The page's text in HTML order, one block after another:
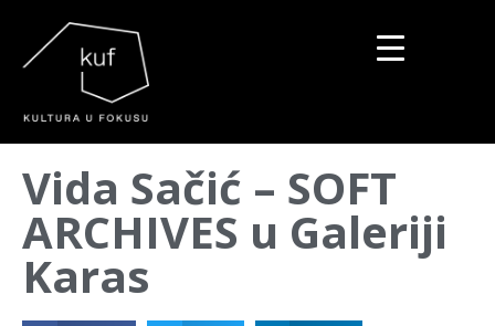
Vida Sačić – SOFT
ARCHIVES u Galeriji
Karas
▼
▼